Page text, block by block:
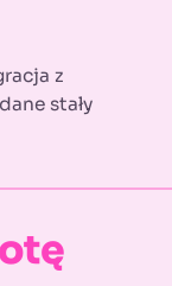
z
stały